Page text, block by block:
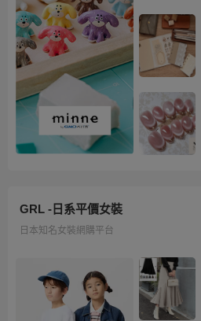
GRL -日系平價女裝
日本知名女裝網購平台